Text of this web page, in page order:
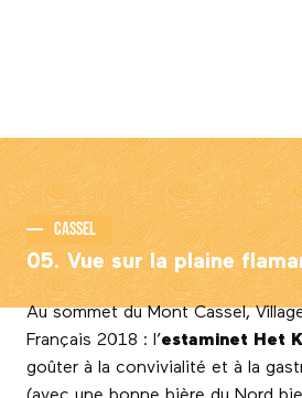
Cassel
05. Vue sur la plaine
Au sommet du Mont Cassel,
Français 2018 : l’estaminet Het
goûter à la convivialité et à la